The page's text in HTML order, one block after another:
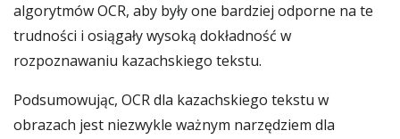
algorytmów OCR, aby były one bardziej odporne na te
trudności i osiągały wysoką dokładność w
rozpoznawaniu kazachskiego tekstu.
Podsumowując, OCR dla kazachskiego tekstu w
obrazach jest niezwykle ważnym narzędziem dla